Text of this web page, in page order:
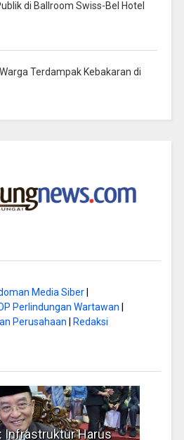
di Ballroom Swiss-Bel Hotel
Terdampak Kebakaran di
Media Siber|
Perlindungan Wartawan
Perusahaan
Redaksi
DPRD Dorong